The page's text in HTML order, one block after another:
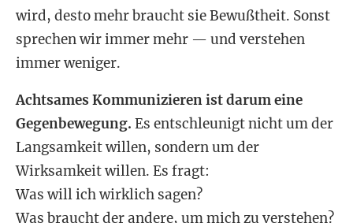
wird, desto mehr braucht sie Bewußtheit. Sonst
sprechen wir immer mehr — und verstehen
immer weniger.
Achtsames Kommunizieren ist darum eine
Gegenbewegung. Es entschleunigt nicht um der
Langsamkeit willen, sondern um der
Wirksamkeit willen. Es fragt:
Was will ich wirklich sagen?
Was braucht der andere, um mich zu verstehen?